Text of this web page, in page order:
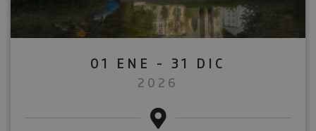
01 ENE - 31 DIC
2026